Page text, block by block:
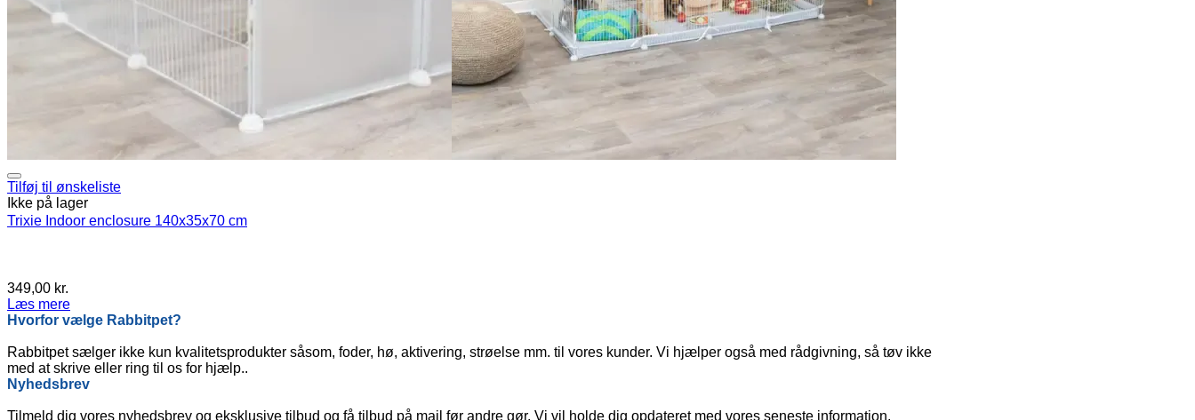
Tilføj til ønskeliste
Ikke på lager
Trixie Indoor enclosure 140x35x70 cm
349,00 kr.
Læs mere
Hvorfor vælge Rabbitpet?
Rabbitpet sælger ikke kun kvalitetsprodukter såsom, foder, hø, aktivering, strøelse mm. til vores kunder. Vi hjælper også med rådgivning, så tøv ikke
med at skrive eller ring til os for hjælp..
Nyhedsbrev
Tilmeld dig vores nyhedsbrev og eksklusive tilbud og få tilbud på mail før andre gør. Vi vil holde dig opdateret med vores seneste information,